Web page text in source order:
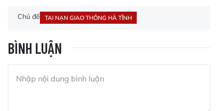
Chủ đề TAI NẠN GIAO THÔNG HÀ TĨNH
BÌNH LUẬN